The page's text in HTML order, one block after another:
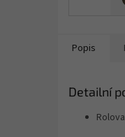
Popis
Detailní